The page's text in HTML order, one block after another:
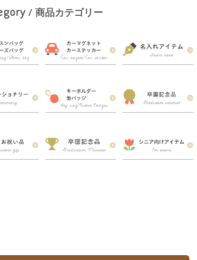
/ 商品カテゴリー